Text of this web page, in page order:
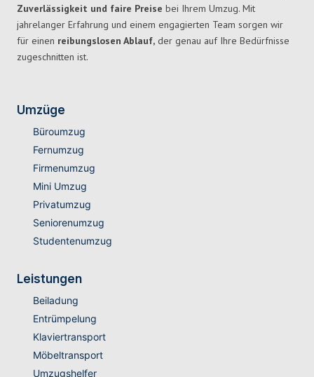
Zuverlässigkeit und faire Preise bei Ihrem Umzug. Mit
jahrelanger Erfahrung und einem engagierten Team sorgen wir
für einen reibungslosen Ablauf, der genau auf Ihre Bedürfnisse
zugeschnitten ist.
Umzüge
Büroumzug
Fernumzug
Firmenumzug
Mini Umzug
Privatumzug
Seniorenumzug
Studentenumzug
Leistungen
Beiladung
Entrümpelung
Klaviertransport
Möbeltransport
Umzugshelfer